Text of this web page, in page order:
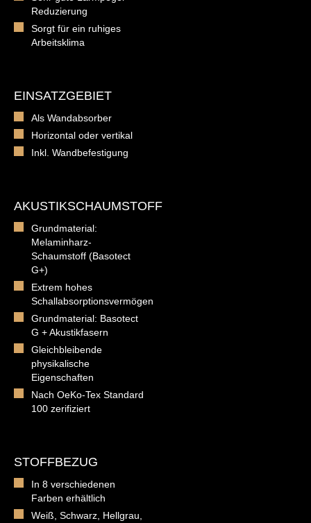
Reduzierung
Sorgt für ein ruhiges
Arbeitsklima
EINSATZGEBIET
Als Wandabsorber
Horizontal oder vertikal
Inkl. Wandbefestigung
AKUSTIKSCHAUMSTOFF
Grundmaterial:
Melaminharz-
Schaumstoff (Basotect
G+)
Extrem hohes
Schallabsorptionsvermögen
Grundmaterial: Basotect
G + Akustikfasern
Gleichbleibende
physikalische
Eigenschaften
Nach OeKo-Tex Standard
100 zerifiziert
STOFFBEZUG
In 8 verschiedenen
Farben erhältlich
Weiß, Schwarz, Hellgrau,